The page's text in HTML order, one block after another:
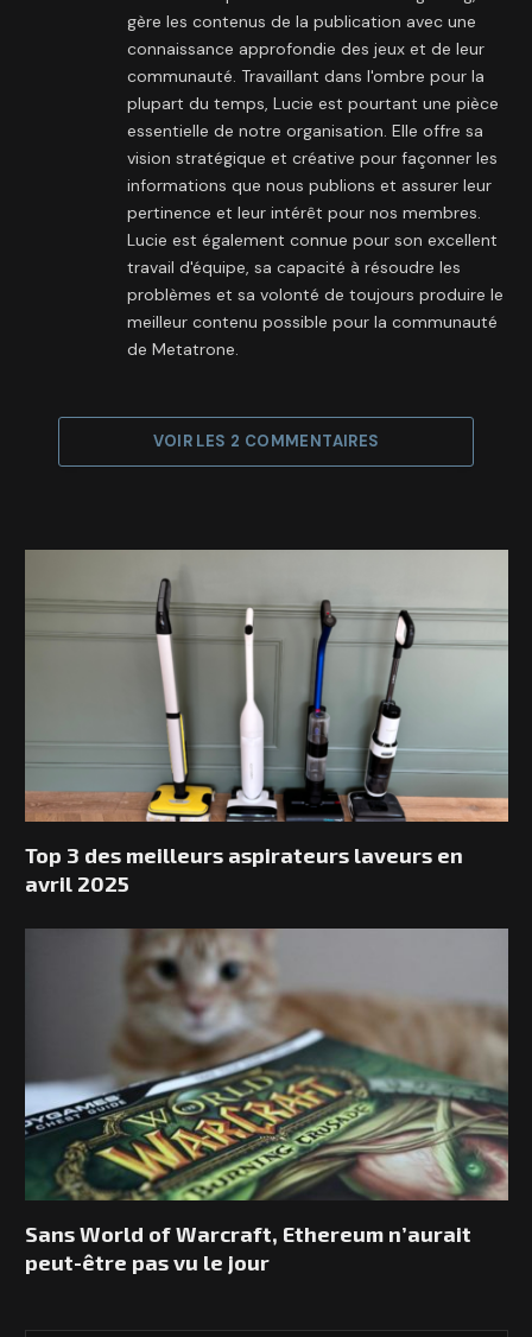
gère les contenus de la publication avec une
connaissance approfondie des jeux et de leur
communauté. Travaillant dans l'ombre pour la
plupart du temps, Lucie est pourtant une pièce
essentielle de notre organisation. Elle offre sa
vision stratégique et créative pour façonner les
informations que nous publions et assurer leur
pertinence et leur intérêt pour nos membres.
Lucie est également connue pour son excellent
travail d'équipe, sa capacité à résoudre les
problèmes et sa volonté de toujours produire le
meilleur contenu possible pour la communauté
de Metatrone.
VOIR LES 2 COMMENTAIRES
Top 3 des meilleurs aspirateurs laveurs en
avril 2025
Sans World of Warcraft, Ethereum n’aurait
peut-être pas vu le jour